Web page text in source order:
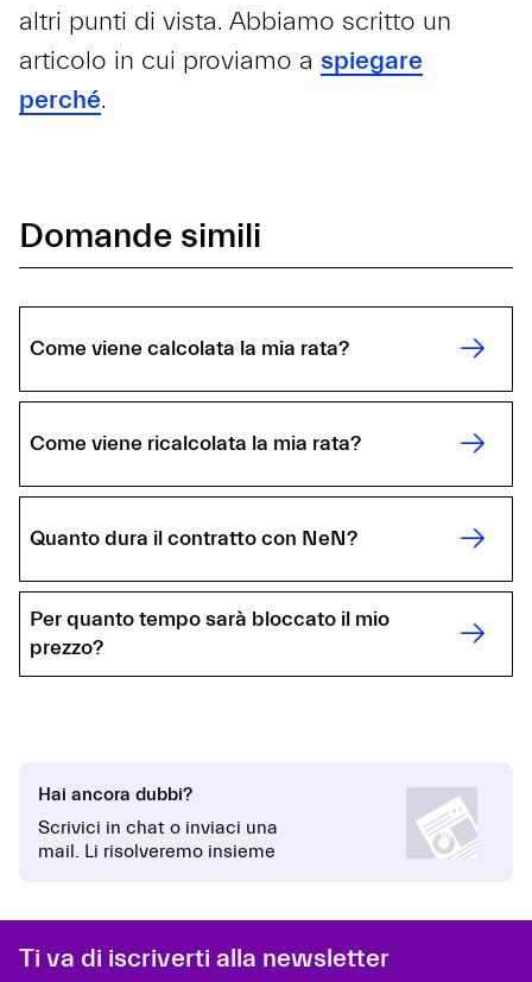
altri punti di vista. Abbiamo scritto un
articolo in cui proviamo a spiegare
perché.
Domande simili
Come viene calcolata la mia rata?
Come viene ricalcolata la mia rata?
Quanto dura il contratto con NeN?
Per quanto tempo sarà bloccato il mio
prezzo?
Hai ancora dubbi?
Scrivici in chat o inviaci una
mail. Li risolveremo insieme
Ti va di iscriverti alla newsletter